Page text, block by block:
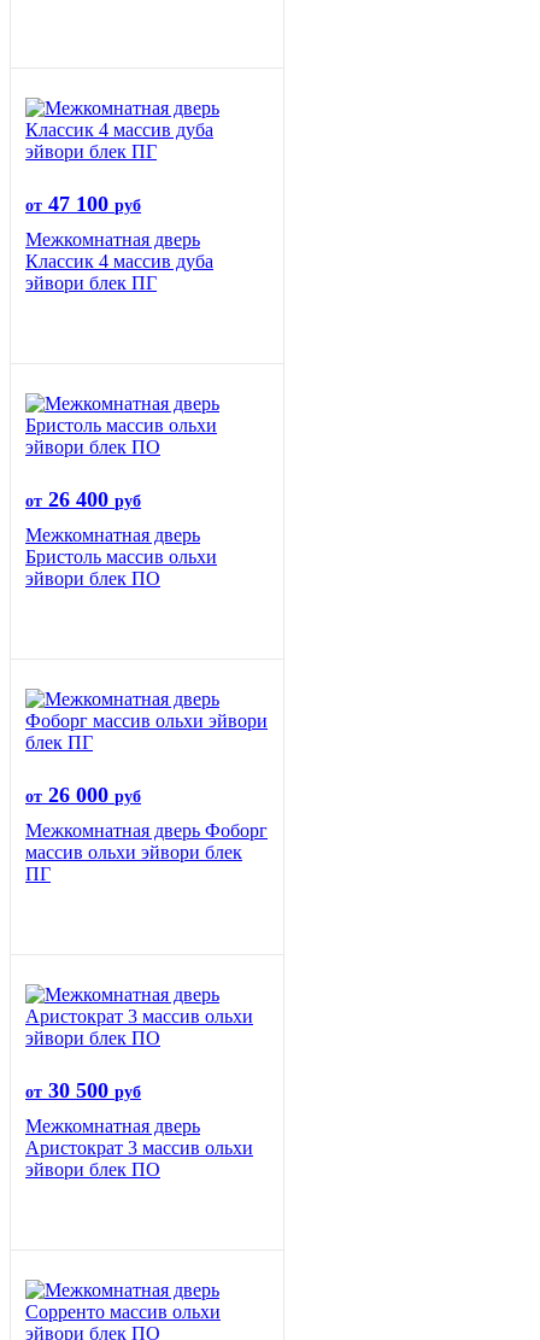
от 47 100 руб
Межкомнатная дверь
Классик 4 массив дуба
эйвори блек ПГ
от 26 400 руб
Межкомнатная дверь
Бристоль массив ольхи
эйвори блек ПО
от 26 000 руб
Межкомнатная дверь Фоборг
массив ольхи эйвори блек
ПГ
от 30 500 руб
Межкомнатная дверь
Аристократ 3 массив ольхи
эйвори блек ПО